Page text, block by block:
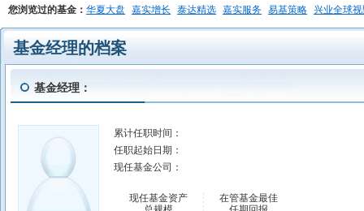
您浏览过的基金： 华夏大盘 嘉实增长 泰达精选 嘉实服务 易基策略 兴业全球
基金经理的档案
基金经理：
累计任职时间：
任职起始日期：
现任基金公司：
现任基金资产
在管基金最佳